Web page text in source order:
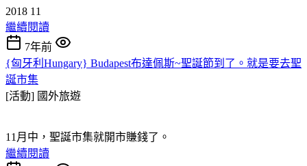
2018 11
繼續閱讀
7年前
{匈牙利Hungary} Budapest布達佩斯~聖誕節到了。就是要去聖
誕市集
[活動] 國外旅遊
11月中，聖誕市集就開市賺錢了。
繼續閱讀